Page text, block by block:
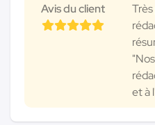
Avis du client
et à